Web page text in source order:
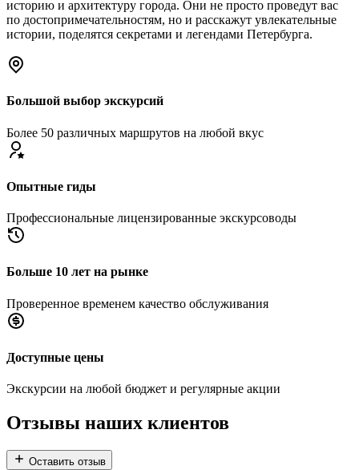
историю и архитектуру города. Они не просто проведут вас
по достопримечательностям, но и расскажут увлекательные
истории, поделятся секретами и легендами Петербурга.
Большой выбор экскурсий
Более 50 различных маршрутов на любой вкус
Опытные гиды
Профессиональные лицензированные экскурсоводы
Больше 10 лет на рынке
Проверенное временем качество обслуживания
Доступные цены
Экскурсии на любой бюджет и регулярные акции
Отзывы наших клиентов
Оставить отзыв